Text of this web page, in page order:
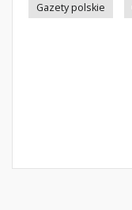
Gazety polskie